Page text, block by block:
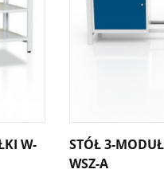
W-
STÓŁ 3-
WSZ-A